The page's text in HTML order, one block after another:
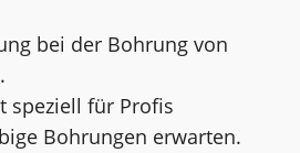
bei der Bohrung von
speziell für Profis
Bohrungen erwarten.